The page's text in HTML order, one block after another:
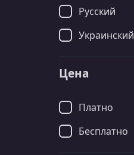
Русский
Украинский
Цена
Платно
Бесплатно